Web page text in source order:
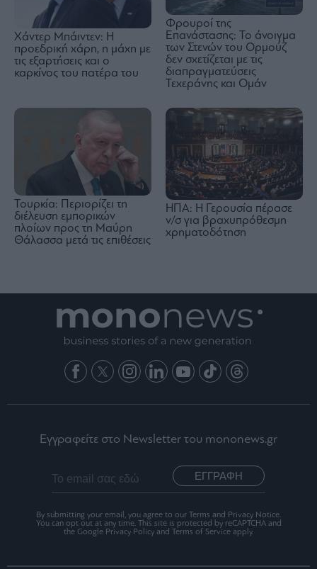
Χάντερ Μπάιντεν: Η
προεδρική χάρη, η μάχη με
τις εξαρτήσεις και ο
καρκίνος του πατέρα του
Φρουροί της
Επανάστασης: Το άνοιγμα
των Στενών του Ορμούζ
δεν σχετίζεται με τις
διαπραγματεύσεις
Τεχεράνης και Ομάν
Τουρκία: Περιορίζει τη
διέλευση εμπορικών
πλοίων προς τη Μαύρη
Θάλασσα μετά τις επιθέσεις
ΗΠΑ: Η Γερουσία πέρασε
ν/σ για βραχυπρόθεσμη
χρηματοδότηση
Εγγραφείτε στο Newsletter του mononews.gr
ΕΓΓΡΑΦΗ
By submitting your email, you agree to our Terms and Privacy Notice.
You can opt out at any time. This site is protected by reCAPTCHA and
the Google Privacy Policy and Terms of Service apply.